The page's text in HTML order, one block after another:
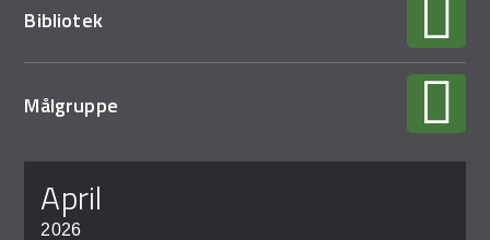
Bibliotek
Målgruppe
april
2026